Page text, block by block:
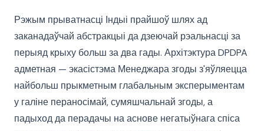
Рэжым прыватнасці Індыі прайшоў шлях ад
заканадаўчай абстракцыі да дзеючай рэальнасці за
перыяд крыху больш за два гады. Архітэктура DPDPA
адметная — экасістэма Менеджара згоды з'яўляецца
найбольш прыкметным глабальным эксперыментам
у галіне пераносімай, сумяшчальнай згоды, а
падыход да перадачы на аснове негатыўнага спіса